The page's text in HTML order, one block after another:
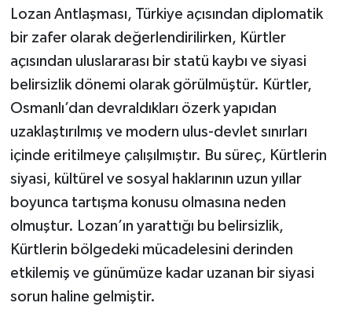
Lozan Antlaşması, Türkiye açısından diplomatik
bir zafer olarak değerlendirilirken, Kürtler
açısından uluslararası bir statü kaybı ve siyasi
belirsizlik dönemi olarak görülmüştür. Kürtler,
Osmanlı’dan devraldıkları özerk yapıdan
uzaklaştırılmış ve modern ulus-devlet sınırları
içinde eritilmeye çalışılmıştır. Bu süreç, Kürtlerin
siyasi, kültürel ve sosyal haklarının uzun yıllar
boyunca tartışma konusu olmasına neden
olmuştur. Lozan’ın yarattığı bu belirsizlik,
Kürtlerin bölgedeki mücadelesini derinden
etkilemiş ve günümüze kadar uzanan bir siyasi
sorun haline gelmiştir.